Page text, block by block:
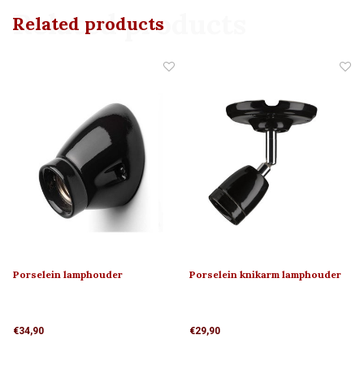
Related products
Related products
Porselein lamphouder
€34,90
Porselein knikarm lamphouder
€29,90